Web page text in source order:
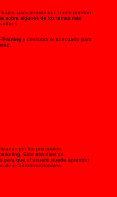
para permitir que todos puedan
sobre algunos de los temas más
Training y descubra el adecuado para
por los principales
Este alto nivel de
para que el usuario pueda aprender
de retail internacionales.